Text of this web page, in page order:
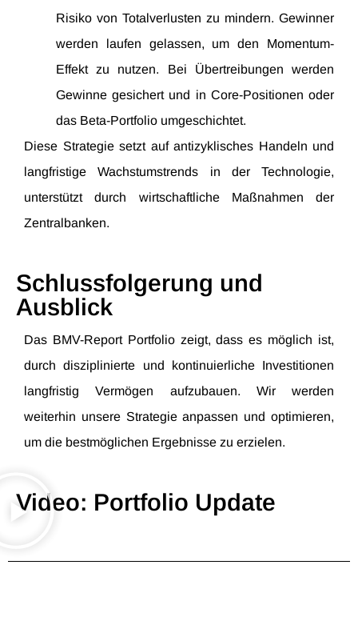
Risiko von Totalverlusten zu mindern. Gewinner
werden laufen gelassen, um den Momentum-
Effekt zu nutzen. Bei Übertreibungen werden
Gewinne gesichert und in Core-Positionen oder
das Beta-Portfolio umgeschichtet.
Diese Strategie setzt auf antizyklisches Handeln und
langfristige Wachstumstrends in der Technologie,
unterstützt durch wirtschaftliche Maßnahmen der
Zentralbanken.
Schlussfolgerung und
Ausblick
Das BMV-Report Portfolio zeigt, dass es möglich ist,
durch disziplinierte und kontinuierliche Investitionen
langfristig Vermögen aufzubauen. Wir werden
weiterhin unsere Strategie anpassen und optimieren,
um die bestmöglichen Ergebnisse zu erzielen.
Video: Portfolio Update